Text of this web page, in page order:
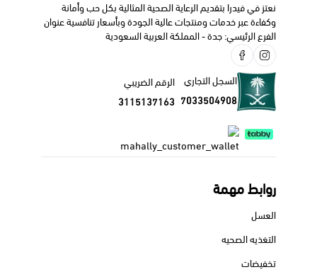
نعتز في فيدرا بتقديم الرعاية الصحية المثالية بكل حب وأمانة
وكفاءة عبر خدمات ومنتجات عالية الجودة وبأسعار تنافسية عنوان
الفرع الرئيسي: جدة - المملكة العربية السعودية
السجل التجاري
7033504908
الرقم الضريبي
3115137163
روابط مهمة
العسل
التغذيه الصحيه
تخفيضات